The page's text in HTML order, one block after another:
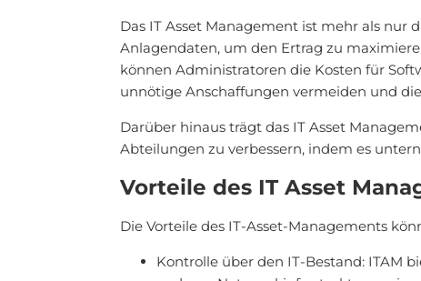
Das IT Asset Management ist mehr als nur
Anlagendaten, um den Ertrag zu
können Administratoren die Kosten für
unnötige Anschaffungen vermeiden und
Darüber hinaus trägt das IT Asset
Abteilungen zu verbessern, indem es
Vorteile des IT Asset
Die Vorteile des IT-Asset-Managements
Kontrolle über den IT-Bestand: ITAM